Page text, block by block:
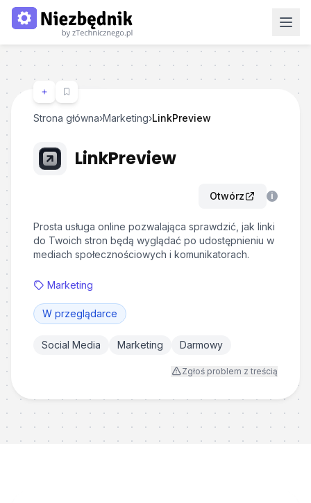
Strona główna›Marketing›LinkPreview
LinkPreview
Otwórz i
Prosta usługa online pozwalająca sprawdzić, jak linki
do Twoich stron będą wyglądać po udostępnieniu w
mediach społecznościowych i komunikatorach.
Marketing
W przeglądarce
Social Media Marketing Darmowy
Zgłoś problem z treścią